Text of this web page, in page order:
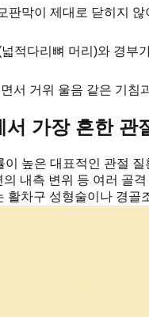
판막이 제대로 닫히지
적다리뼈 머리)와 경부
서 거위 울음 같은 기침
가장 흔한 관
높은 대표적인 관절
내측 변위 등 여러 골
활차구 성형술이나 경